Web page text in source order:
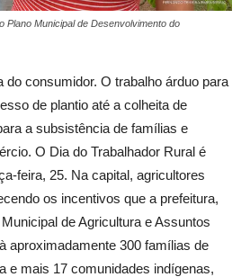
Plano Municipal de Desenvolvimento do
do consumidor. O trabalho árduo para
de plantio até a colheita de
a subsistência de famílias e
O Dia do Trabalhador Rural é
feira, 25. Na capital, agricultores
os incentivos que a prefeitura,
de Agricultura e Assuntos
aproximadamente 300 famílias de
e mais 17 comunidades indígenas,